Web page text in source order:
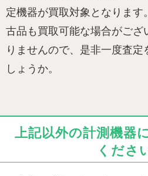
定機器が買取対象となります
古品も買取可能な場合がござ
りませんので、是非一度査
しょうか。
上記以外の計測機器
くださ